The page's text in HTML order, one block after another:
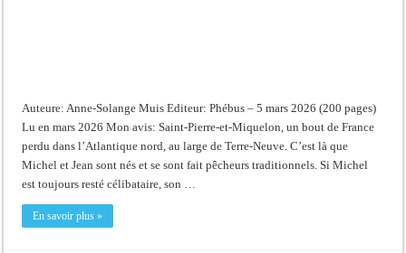
Auteure: Anne-Solange Muis Editeur: Phébus – 5 mars 2026 (200 pages)
Lu en mars 2026 Mon avis: Saint-Pierre-et-Miquelon, un bout de France
perdu dans l’Atlantique nord, au large de Terre-Neuve. C’est là que
Michel et Jean sont nés et se sont fait pêcheurs traditionnels. Si Michel
est toujours resté célibataire, son …
En savoir plus »